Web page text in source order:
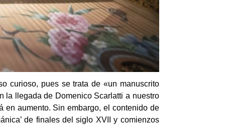
curioso, pues se trata de «un manuscrito
la llegada de Domenico Scarlatti a nuestro
aumento. Sin embargo, el contenido de
de finales del siglo XVII y comienzos